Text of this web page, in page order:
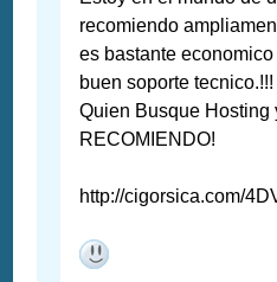
recomiendo
es bastante
buen soporte tecnico.!!!
Quien Busque Hosting
RECOMIENDO!
http://cigorsica.com/